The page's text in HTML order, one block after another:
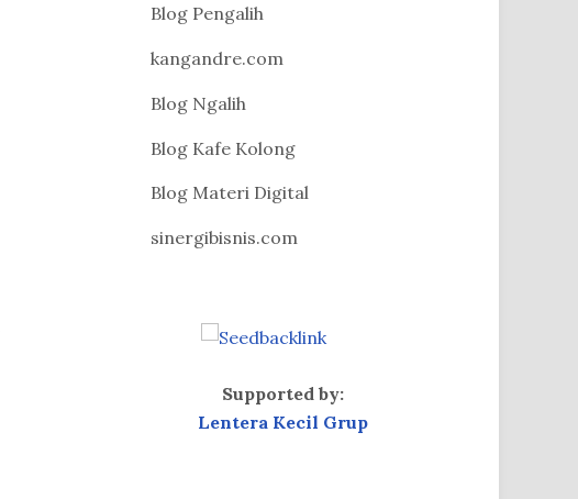
Blog Pengalih
kangandre.com
Blog Ngalih
Blog Kafe Kolong
Blog Materi Digital
sinergibisnis.com
Supported by:
Lentera Kecil Grup